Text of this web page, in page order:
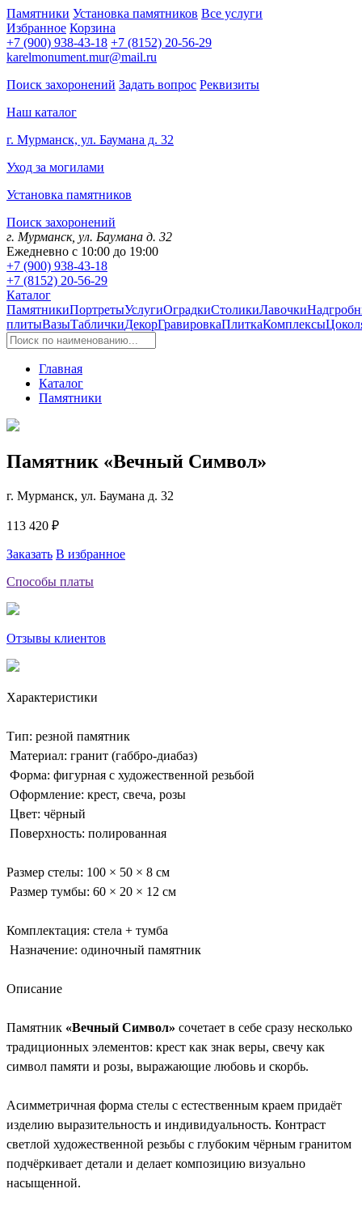
Памятники Установка памятников Все услуги
Избранное Корзина
+7 (900) 938-43-18 +7 (8152) 20-56-29
karelmonument.mur@mail.ru
Поиск захоронений Задать вопрос Реквизиты
Наш каталог
г. Мурманск, ул. Баумана д. 32
Уход за могилами
Установка памятников
Поиск захоронений
г. Мурманск, ул. Баумана д. 32
Ежедневно с 10:00 до 19:00
+7 (900) 938-43-18
+7 (8152) 20-56-29
Каталог
ПамятникиПортретыУслугиОградкиСтоликиЛавочки
плитыВазыТабличкиДекорГравировкаПлиткаКомплексы
Главная
Каталог
Памятники
Памятник «Вечный Символ»
г. Мурманск, ул. Баумана д. 32
113 420 ₽
Заказать В избранное
Способы платы
Отзывы клиентов
Характеристики
Тип: резной памятник
Материал: гранит (габбро-диабаз)
Форма: фигурная с художественной резьбой
Оформление: крест, свеча, розы
Цвет: чёрный
Поверхность: полированная
Размер стелы: 100 × 50 × 8 см
Размер тумбы: 60 × 20 × 12 см
Комплектация: стела + тумба
Назначение: одиночный памятник
Описание
Памятник «Вечный Символ» сочетает в себе сразу несколько
традиционных элементов: крест как знак веры, свечу как
символ памяти и розы, выражающие любовь и скорбь.
Асимметричная форма стелы с естественным краем придаёт
изделию выразительность и индивидуальность. Контраст
светлой художественной резьбы с глубоким чёрным гранитом
подчёркивает детали и делает композицию визуально
насыщенной.